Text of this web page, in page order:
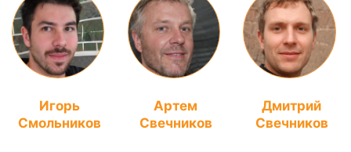
Игорь
Смольников
Артем
Свечников
Дмитрий
Свечников